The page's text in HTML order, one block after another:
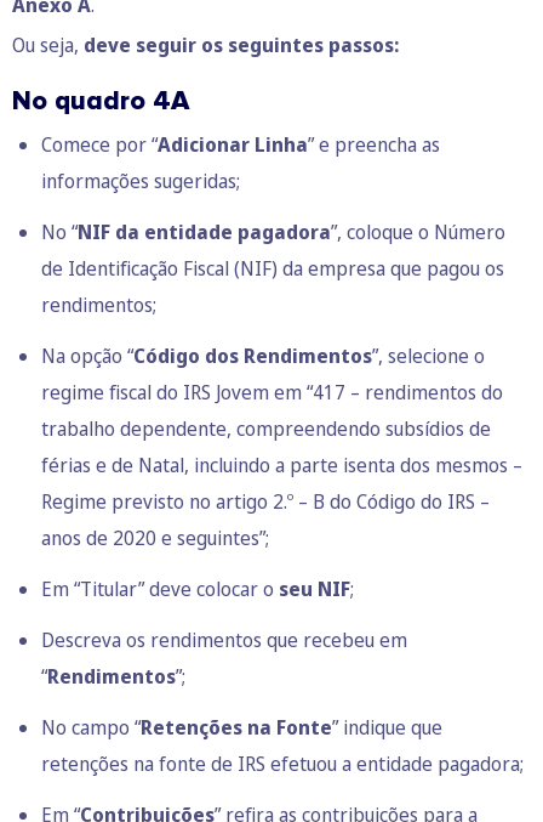
Ou seja, deve seguir os seguintes passos:
No quadro 4A
Comece por “Adicionar Linha” e preencha as
informações sugeridas;
No “NIF da entidade pagadora”, coloque o Número
de Identificação Fiscal (NIF) da empresa que pagou os
rendimentos;
Na opção “Código dos Rendimentos”, selecione o
regime fiscal do IRS Jovem em “417 – rendimentos do
trabalho dependente, compreendendo subsídios de
férias e de Natal, incluindo a parte isenta dos mesmos –
Regime previsto no artigo 2.º – B do Código do IRS –
anos de 2020 e seguintes”;
Em “Titular” deve colocar o seu NIF;
Descreva os rendimentos que recebeu em
“Rendimentos”;
No campo “Retenções na Fonte” indique que
retenções na fonte de IRS efetuou a entidade pagadora;
Em “Contribuições” refira as contribuições para a